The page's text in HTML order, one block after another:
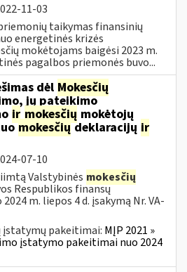
11-03
taikymas finansinių
energetinės krizės
mokėtojams baigėsi 2023 m.
pagalbos priemonės buvo...
dėl Mokesčių
jų pateikimo
ir mokesčių mokėtojų
mokesčiųdeklaracijų ir
07-10
Valstybinės mokesčių
Respublikos finansų
m. liepos 4 d. įsakymą Nr. VA-
įstatymų pakeitimai: MĮP 2021 »
įstatymo pakeitimai nuo 2024